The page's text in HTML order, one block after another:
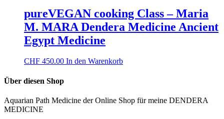
pureVEGAN cooking Class – Maria
M. MARA Dendera Medicine Ancient
Egypt Medicine
CHF 450.00 In den Warenkorb
Über diesen Shop
Aquarian Path Medicine der Online Shop für meine DENDERA
MEDICINE